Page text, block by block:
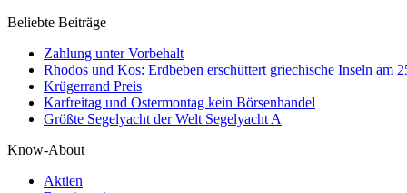
Beliebte Beiträge
Zahlung unter Vorbehalt
Rhodos und Kos: Erdbeben erschüttert griechische Inseln am
Krügerrand Preis
Karfreitag und Ostermontag kein Börsenhandel
Größte Segelyacht der Welt Segelyacht A
Know-About
Aktien